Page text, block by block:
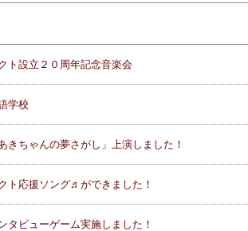
ト設立２０周年記念音楽会
学校
きちゃんの夢さがし」上演しました！
ト応援ソング♬ができました！
タビューゲーム実施しました！